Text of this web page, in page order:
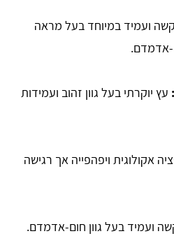
ועמיד במיוחד בעל מראה
אדמדם.
עץ יוקרתי בעל גוון זהוב ועמידות
אקולוגית ויפהפייה אך רגישה
ועמיד בעל גוון חום-אדמדם.